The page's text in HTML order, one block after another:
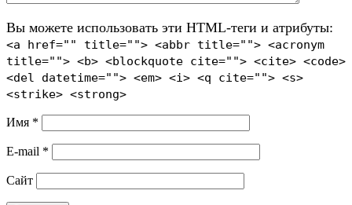
Вы можете использовать эти HTML-теги и атрибуты:
<a href="" title=""> <abbr title=""> <acronym
title=""> <b> <blockquote cite=""> <cite> <code>
<del datetime=""> <em> <i> <q cite=""> <s>
<strike> <strong>
Имя *
E-mail *
Сайт